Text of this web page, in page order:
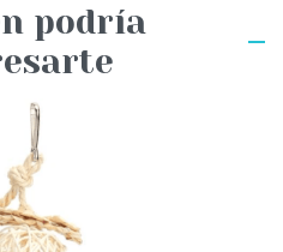
podría